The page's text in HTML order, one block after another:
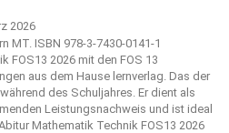
2026
FOS13 2026 mit den FOS 13
aus dem Hause lernverlag . Das der
des Schuljahres. Er dient als
Leistungsnachweis und ist ideal
Mathematik Technik FOS13 2026